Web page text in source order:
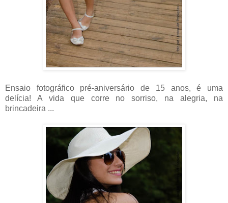
Ensaio fotográfico pré-aniversário de 15 anos, é uma
delícia! A vida que corre no sorriso, na alegria, na
brincadeira ...